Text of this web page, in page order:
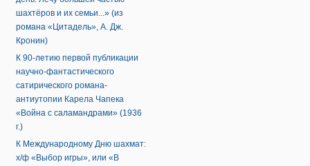
шахтёров и их семьи...» (из
романа «Цитадель», А. Дж.
Кронин)
К 90-летию первой публикации
научно-фантастического
сатирического романа-
антиутопии Карела Чапека
«Война с саламандрами» (1936
г.)
К Международному Дню шахмат:
х/ф «Выбор игры», или «В